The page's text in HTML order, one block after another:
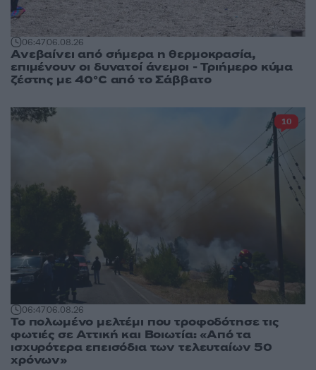
06:4706.08.26
Ανεβαίνει από σήμερα η θερμοκρασία,
επιμένουν οι δυνατοί άνεμοι - Τριήμερο κύμα
ζέστης με 40°C από το Σάββατο
06:4706.08.26
Το πολωμένο μελτέμι που τροφοδότησε τις
φωτιές σε Αττική και Βοιωτία: «Από τα
ισχυρότερα επεισόδια των τελευταίων 50
χρόνων»
10